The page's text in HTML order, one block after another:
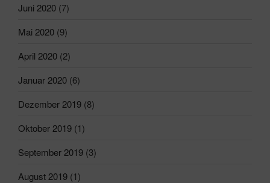
Juni 2020 (7)
Mai 2020 (9)
April 2020 (2)
Januar 2020 (6)
Dezember 2019 (8)
Oktober 2019 (1)
September 2019 (3)
August 2019 (1)